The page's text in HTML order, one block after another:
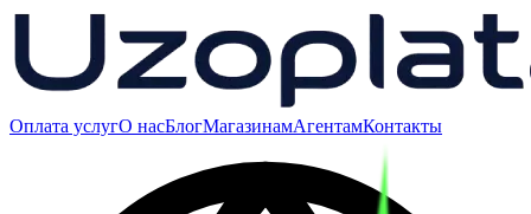
Оплата услугО насБлогМагазинамАгентамКонтакты